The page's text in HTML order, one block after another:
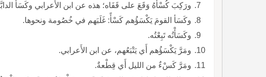
ورَكِبَ كُسْأَهُ وَقَعَ على قَفَاه؛ هذه عن ابن الأَعرابي وكَسَأَ
وكَسَأ القومَ يَكْسَؤُهم كَسْأً: غَلَبَهم في خُصُومة ونحوها.
وكَسَأْتُه تَبِعْتُه.
ومَرَّ يَكْسَؤُهم أَي يَتْبَعُهم، عن ابن الأَعرابي.
ومَرَّ كَسْءٌ من الليل أَي قِطْعةٌ.